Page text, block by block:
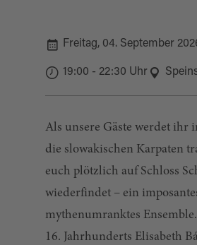
Freitag, 04. September
19:00 - 22:30 Uhr
Als unsere Gäste werdet ihr
die slowakischen Karpaten
euch plötzlich auf Schloss
wiederfindet – ein
mythenumranktes
16. Jahrhunderts Elisabeth